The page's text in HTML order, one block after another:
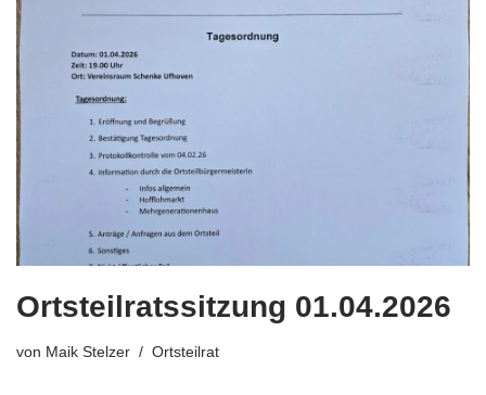
Ortsteilratssitzung 01.04.2026
von Maik Stelzer Ortsteilrat